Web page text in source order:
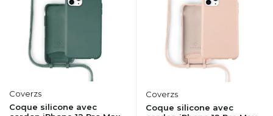
Coverzs
Coque silicone avec
Coverzs
Coque silicone avec